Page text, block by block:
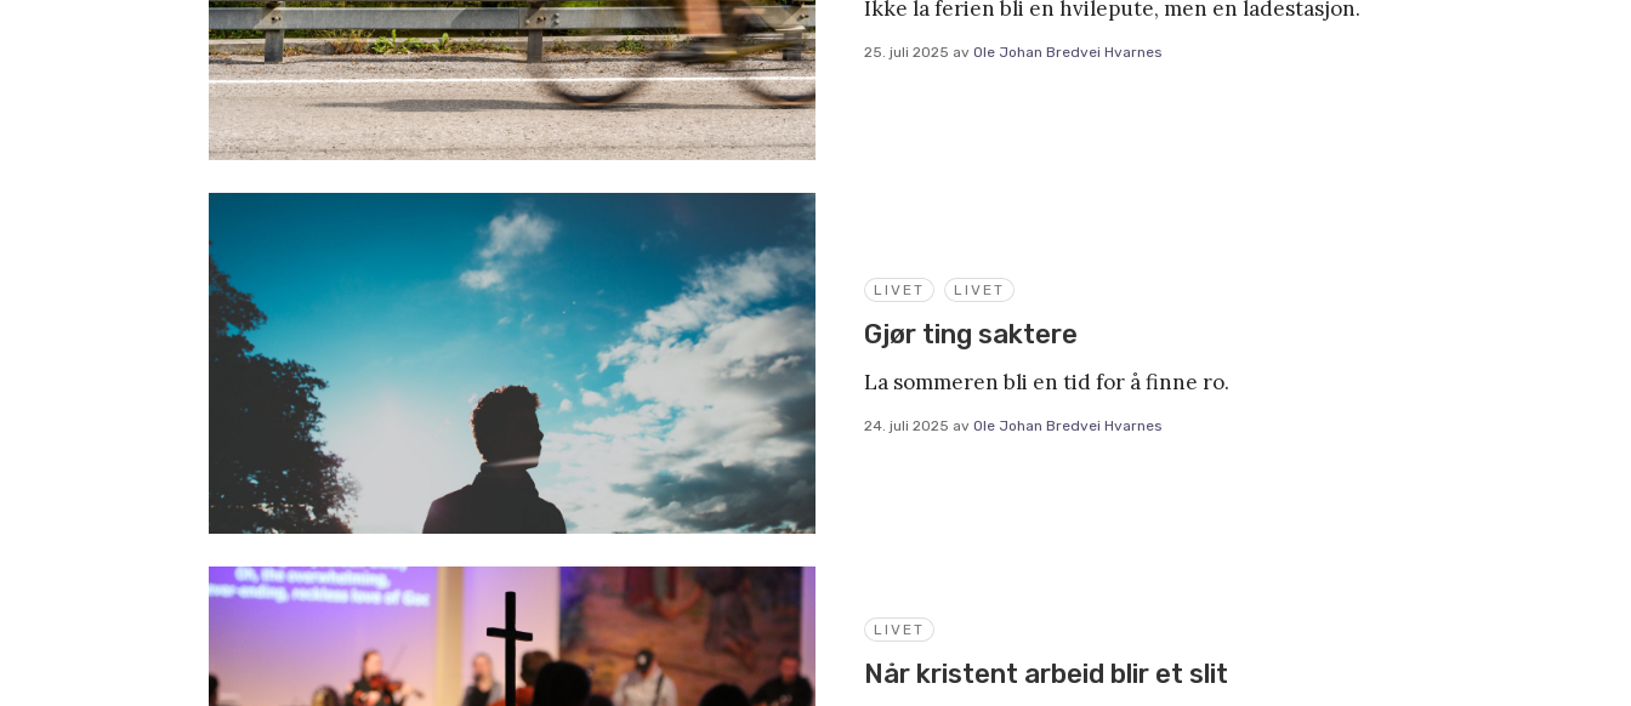
Ikke la ferien bli en hvilepute, men en ladestasjon.
25. juli 2025 av Ole Johan Bredvei Hvarnes
LIVET LIVET
Gjør ting saktere
La sommeren bli en tid for å finne ro.
24. juli 2025 av Ole Johan Bredvei Hvarnes
LIVET
Når kristent arbeid blir et slit